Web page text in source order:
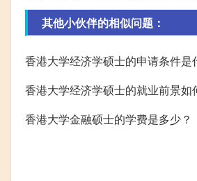
其他小伙伴的相似问题：
香港大学经济学硕士的申请条件是
香港大学经济学硕士的就业前景如
香港大学金融硕士的学费是多少？